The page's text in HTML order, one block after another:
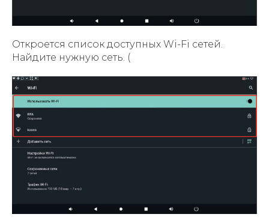
Откроется список доступных Wi-Fi сетей.
Найдите нужную сеть. (